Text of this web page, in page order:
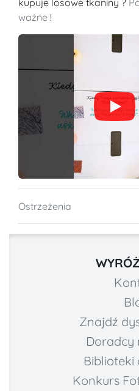
ważne !
Ostrzeżenia
Znajdź
Doradcy
Biblioteki
Konkurs